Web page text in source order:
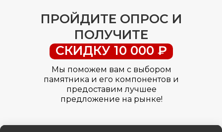
ПРОЙДИТЕ ОПРОС И
ПОЛУЧИТЕ
СКИДКУ 10 000 ₽
Мы поможем вам с выбором
памятника и его компонентов и
предоставим лучшее
предложение на рынке!